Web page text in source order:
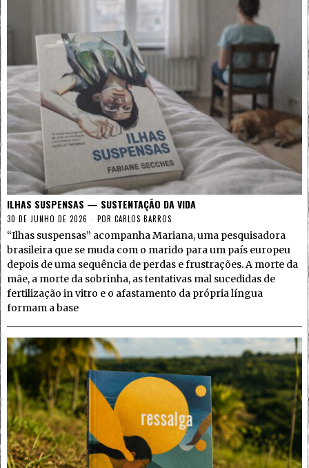
ILHAS SUSPENSAS — SUSTENTAÇÃO DA VIDA
30 DE JUNHO DE 2026 POR CARLOS BARROS
“Ilhas suspensas” acompanha Mariana, uma pesquisadora
brasileira que se muda com o marido para um país europeu
depois de uma sequência de perdas e frustrações. A morte da
mãe, a morte da sobrinha, as tentativas mal sucedidas de
fertilização in vitro e o afastamento da própria língua
formam a base